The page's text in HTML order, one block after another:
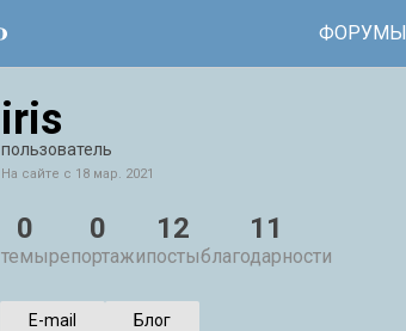
ФОРУМЫ
iris
пользователь
На сайте с 18 мар. 2021
0
темы
0
репортажи
12
посты
11
благодарности
E-mail Блог